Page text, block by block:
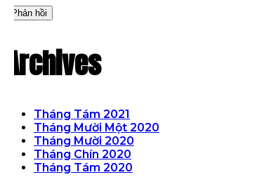
Archives
Tháng Tám 2021
Tháng Mười Một 2020
Tháng Mười 2020
Tháng Chín 2020
Tháng Tám 2020